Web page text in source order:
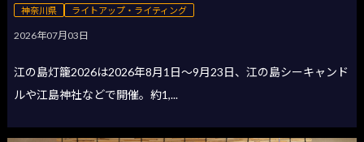
神奈川県 ライトアップ・ライティング
2026年07月03日
江の島灯籠2026は2026年8月1日〜9月23日、江の島シーキャンド
ルや江島神社などで開催。約1,...